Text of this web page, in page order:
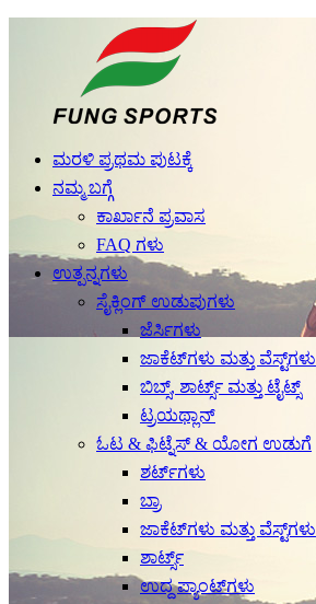
ಮರಳಿ ಪ್ರಥಮ ಪುಟಕ್ಕೆ
ನಮ್ಮ ಬಗ್ಗೆ
ಕಾರ್ಖಾನೆ ಪ್ರವಾಸ
FAQ ಗಳು
ಉತ್ಪನ್ನಗಳು
ಸೈಕ್ಲಿಂಗ್ ಉಡುಪುಗಳು
ಜೆರ್ಸಿಗಳು
ಜಾಕೆಟ್‌ಗಳು ಮತ್ತು ವೆಸ್ಟ್‌ಗಳು
ಬಿಬ್ಸ್, ಶಾರ್ಟ್ಸ್ ಮತ್ತು ಟೈಟ್ಸ್
ಟ್ರಯಥ್ಲಾನ್
ಓಟ & ಫಿಟ್ನೆಸ್ & ಯೋಗ ಉಡುಗೆ
ಶರ್ಟ್‌ಗಳು
ಬ್ರಾ
ಜಾಕೆಟ್‌ಗಳು ಮತ್ತು ವೆಸ್ಟ್‌ಗಳು
ಶಾರ್ಟ್ಸ್
ಉದ್ದ ಪ್ಯಾಂಟ್‌ಗಳು